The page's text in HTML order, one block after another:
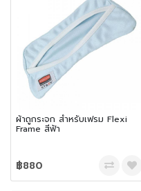
ผ้าถูกระจก สำหรับเฟรม Flexi
Frame สีฟ้า
฿880